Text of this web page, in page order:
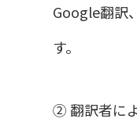
Google翻訳
す。
② 翻訳者に